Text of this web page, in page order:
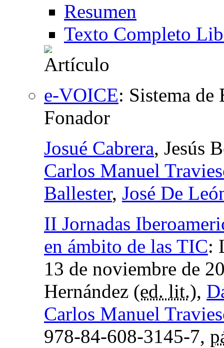
Resumen
Texto Completo
e-VOICE: Sistema de
Fonador
Josué Cabrera, Jesús
Carlos Manuel
Ballester, José De
II Jornadas
en ámbito de las TIC:
13 de noviembre de
Hernández (ed. lit.),
Carlos Manuel
978-84-608-3145-7,